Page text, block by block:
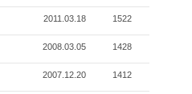
2011.03.18 1522
2008.03.05 1428
2007.12.20 1412